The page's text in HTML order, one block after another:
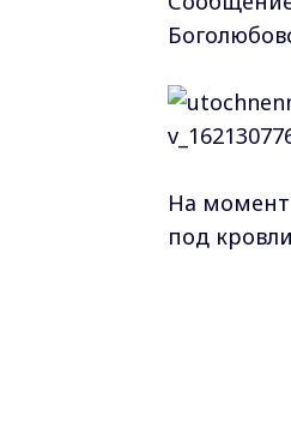
На момент
под